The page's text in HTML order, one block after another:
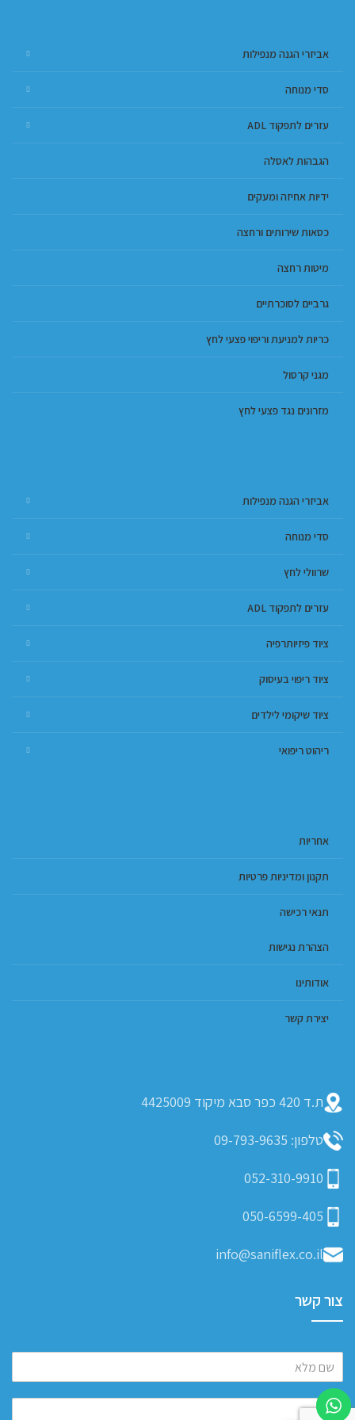
אביזרי הגנה מנפילות
סדי מנוחה
עזרים לתפקוד ADL
הגבהות לאסלה
ידיות אחיזה ומעקים
כסאות שירותים ורחצה
מיטות רחצה
גרביים לסוכרתיים
כריות למניעת וריפוי פצעי לחץ
מגני קרסול
מזרונים נגד פצעי לחץ
אביזרי הגנה מנפילות
סדי מנוחה
שרוולי לחץ
עזרים לתפקוד ADL
ציוד פיזיותרפיה
ציוד ריפוי בעיסוק
ציוד שיקומי לילדים
ריהוט ריפואי
אחריות
תקנון ומדיניות פרטיות
תנאי רכישה
הצהרת נגישות
אודותינו
יצירת קשר
ת.ד 420 כפר סבא מיקוד 4425009
טלפון: 09-793-9635
052-310-9910
050-6599-405
info@saniflex.co.il
צור קשר